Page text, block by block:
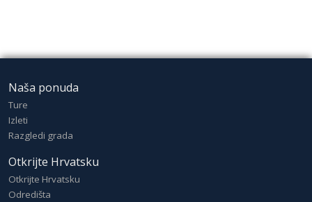
Naša ponuda
Ture
Izleti
Razgledi grada
Otkrijte Hrvatsku
Otkrijte Hrvatsku
Odredišta